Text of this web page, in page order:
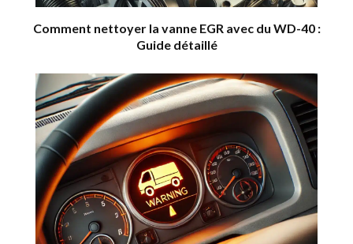
Comment nettoyer la vanne EGR avec du WD-40 :
Guide détaillé